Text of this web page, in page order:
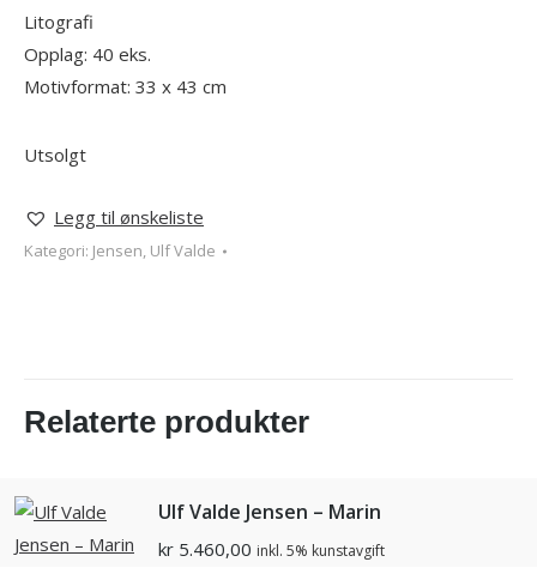
Litografi
Opplag: 40 eks.
Motivformat: 33 x 43 cm
Utsolgt
Legg til ønskeliste
Kategori: Jensen, Ulf Valde
Relaterte produkter
Ulf Valde Jensen – Marin
kr 5.460,00 inkl. 5% kunstavgift